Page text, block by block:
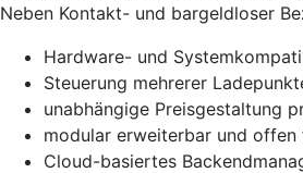
Neben Kontakt- und bargeldloser
Hardware- und
Steuerung mehrerer
unabhängige Preisgestaltung
modular erweiterbar und
Cloud-basiertes